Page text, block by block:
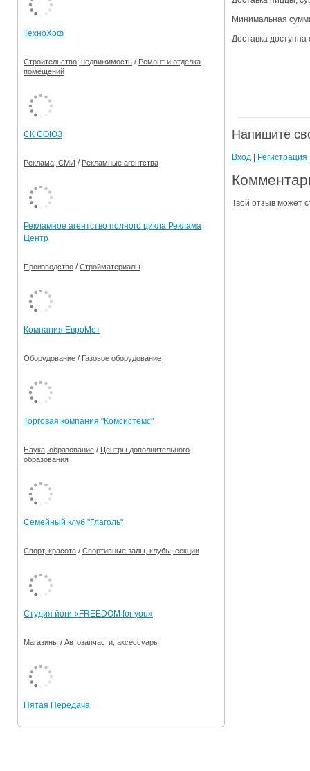
Ограничения движения транспорта на майские
Электронные транспортные карты
Минимальная
Доставка доступна
Напишите
Вход Регистрация
Твой отзыв может
ТехноХоф
Строительство, недвижимость / Ремонт и отделка
помещений
СК СОЮЗ
Реклама, СМИ / Рекламные агентства
Рекламное агентство полного цикла Реклама
Центр
Производство /Стройматериалы
Компания ЕвроМет
Оборудование / Газовое оборудование
Торговая компания "Комсистемс"
Наука, образование / Центры дополнительного
образования
Семейный клуб "Глаголь"
Спорт, красота /Спортивные залы, клубы, секции
Студия йоги «FREEDOM for you»
Магазины /Автозапчасти, аксессуары
Пятая Передача